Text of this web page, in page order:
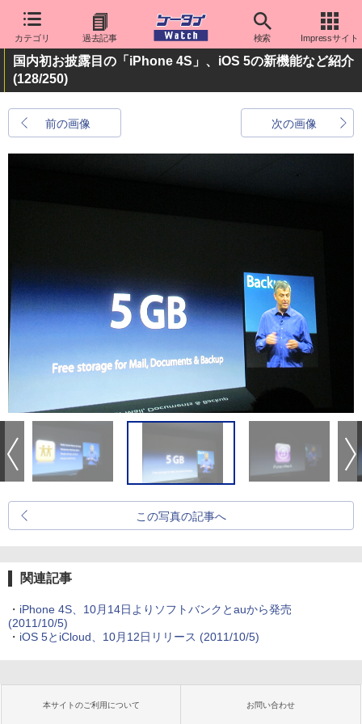
カテゴリ 過去記事 検索 Impressサイト
国内初お披露目の「iPhone 4S」、iOS 5の新機能など紹介
(128/250)
前の画像 次の画像
この写真の記事へ
関連記事
・ iPhone 4S、10月14日よりソフトバンクとauから発売
(2011/10/5)
・ iOS 5とiCloud、10月12日リリース (2011/10/5)
本サイトのご利用について お問い合わせ